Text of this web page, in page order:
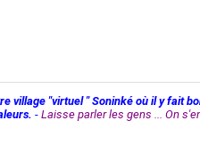
village "virtuel " Soninké où il y fait
- Laisse parler les gens ... On